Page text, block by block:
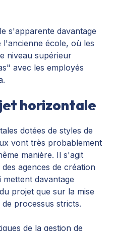
s'apparente davantage
école, où les
niveau supérieur
avec les employés
horizontale
dotées de styles de
vont très probablement
manière. Il s'agit
des agences de création
davantage
projet que sur la mise
processus stricts.
de la gestion de